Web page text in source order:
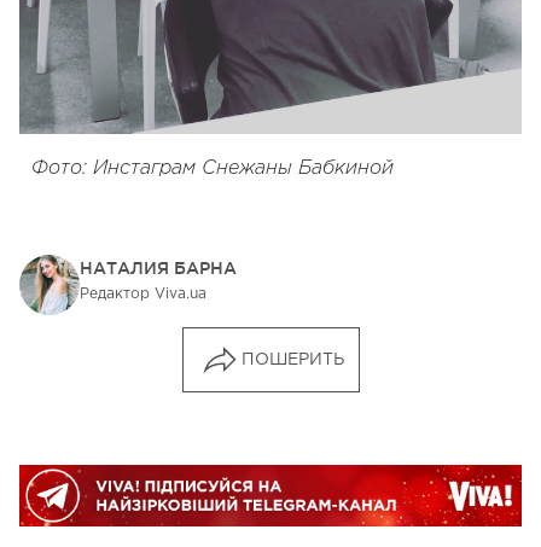
Фото: Инстаграм Снежаны Бабкиной
НАТАЛИЯ БАРНА
Редактор Viva.ua
ПОШЕРИТЬ